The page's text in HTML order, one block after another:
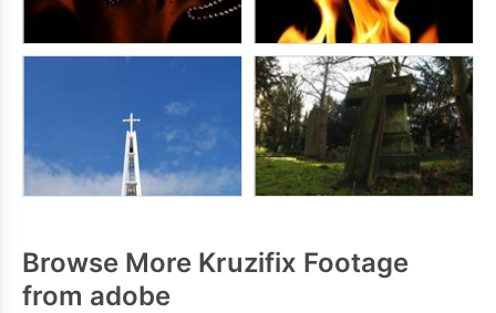
Browse More Kruzifix Footage
from adobe